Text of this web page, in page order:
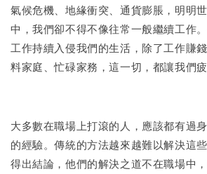
氣候危機、地緣衝突、通貨膨脹，明明
中，我們卻不得不像往常一般繼續工作
工作持續入侵我們的生活，除了工作賺
料家庭、忙碌家務，這一切，都讓我們疲
大多數在職場上打滾的人，應該都有過
的經驗。傳統的方法越來越難以解決這
得出結論，他們的解決之道不在職場中